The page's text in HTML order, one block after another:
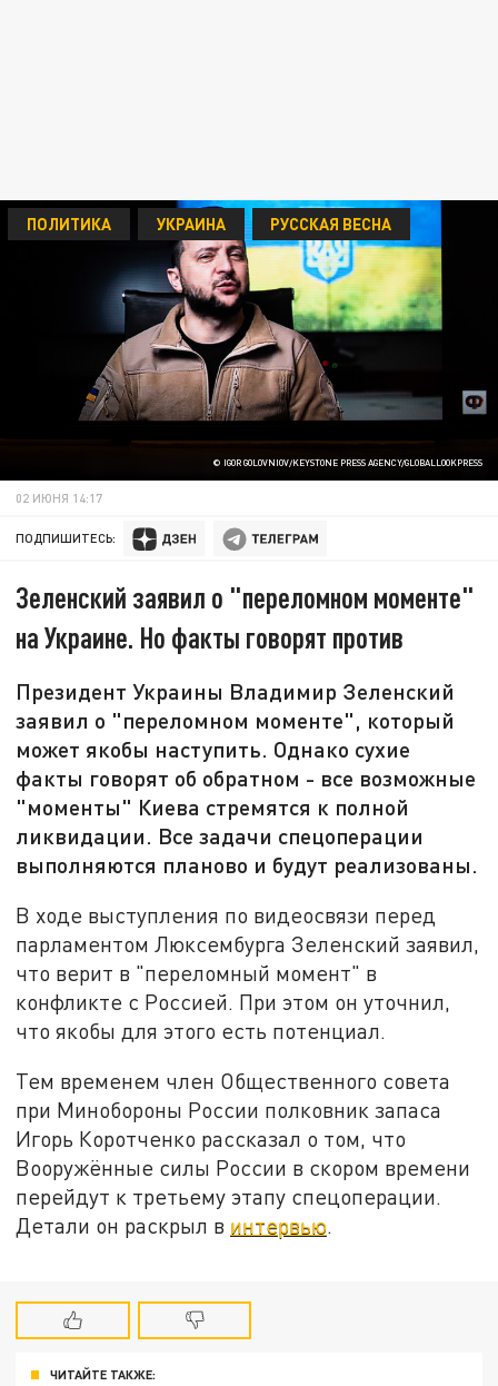
© IGOR GOLOVNIOV/KEYSTONE PRESS AGENCY/GLOBALLOOKPRESS
ПОЛИТИКА УКРАИНА РУССКАЯ ВЕСНА
02 ИЮНЯ 14:17
ПОДПИШИТЕСЬ:
Зеленский заявил о "переломном моменте"
на Украине. Но факты говорят против
Президент Украины Владимир Зеленский
заявил о "переломном моменте", который
может якобы наступить. Однако сухие
факты говорят об обратном - все возможные
"моменты" Киева стремятся к полной
ликвидации. Все задачи спецоперации
выполняются планово и будут реализованы.
В ходе выступления по видеосвязи перед
парламентом Люксембурга Зеленский заявил,
что верит в "переломный момент" в
конфликте с Россией. При этом он уточнил,
что якобы для этого есть потенциал.
Тем временем член Общественного совета
при Минобороны России полковник запаса
Игорь Коротченко рассказал о том, что
Вооружённые силы России в скором времени
перейдут к третьему этапу спецоперации.
Детали он раскрыл в интервью.
ЧИТАЙТЕ ТАКЖЕ: